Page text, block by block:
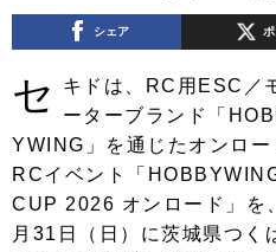
中国
九州
注目の記事
ショップレポート
自動車豆知識
ディテイリング
ディテイリング
鈑金・塗装
シェア
セ
キドは、RC用ESC／
ーターブランド「
YWING」を通じたオンロー
RCイベント「
CUP 2026 オンロード」を
月31日（日）に茨城県つく